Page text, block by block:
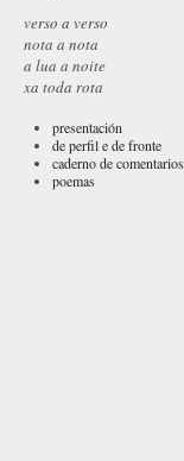
verso a verso
nota a nota
a lua a noite
xa toda rota
presentación
de perfil e de fronte
caderno de comentarios
poemas